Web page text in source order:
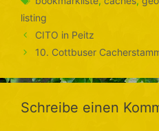
listing
CITO in Peitz
10. Cottbuser
Schreibe einen